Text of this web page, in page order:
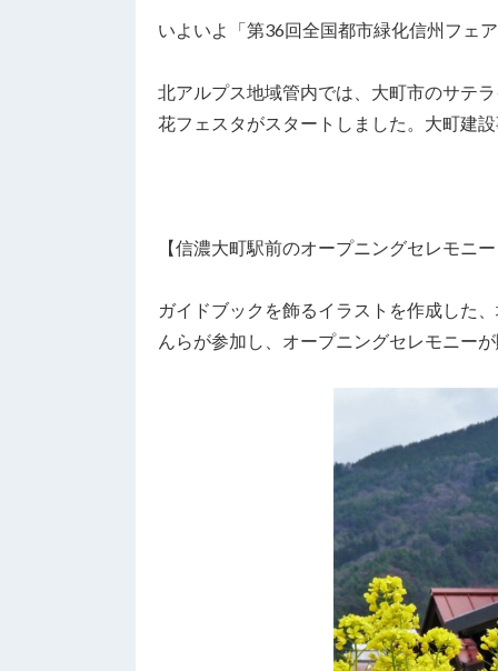
いよいよ「第36回全国都市緑化信州フ
北アルプス地域管内では、大町市のサテ
花フェスタがスタートしました。大町建
【信濃大町駅前のオープニングセレモニ
ガイドブックを飾るイラストを作成した
んらが参加し、オープニングセレモニー